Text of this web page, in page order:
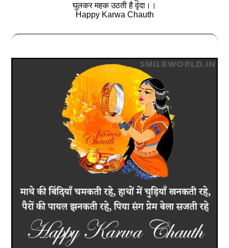
घुलकर महक उठती है वृंदा।।
Happy Karwa Chauth